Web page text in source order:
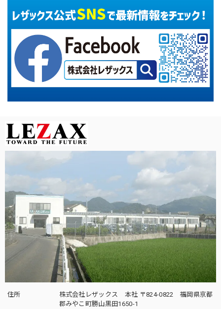
住所
株式会社レザックス 本社 〒824-0822 福岡県京都
郡みやこ町勝山黒田1650-1